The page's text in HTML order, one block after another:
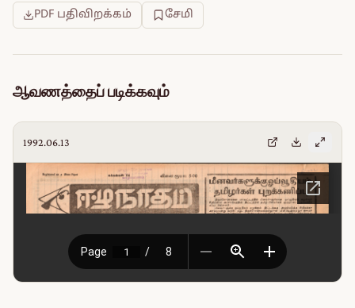
PDF பதிவிறக்கம்
சேமி
ஆவணத்தைப் படிக்கவும்
1992.06.13